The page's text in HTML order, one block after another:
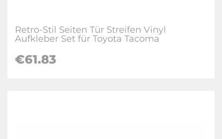
Retro-Stil Seiten Tür Streifen Vinyl
Aufkleber Set für Toyota Tacoma
€61.83